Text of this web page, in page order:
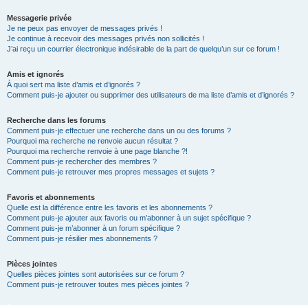
Messagerie privée
Je ne peux pas envoyer de messages privés !
Je continue à recevoir des messages privés non sollicités !
J’ai reçu un courrier électronique indésirable de la part de quelqu’un sur ce forum !
Amis et ignorés
À quoi sert ma liste d’amis et d’ignorés ?
Comment puis-je ajouter ou supprimer des utilisateurs de ma liste d’amis et d’ignorés ?
Recherche dans les forums
Comment puis-je effectuer une recherche dans un ou des forums ?
Pourquoi ma recherche ne renvoie aucun résultat ?
Pourquoi ma recherche renvoie à une page blanche ?!
Comment puis-je rechercher des membres ?
Comment puis-je retrouver mes propres messages et sujets ?
Favoris et abonnements
Quelle est la différence entre les favoris et les abonnements ?
Comment puis-je ajouter aux favoris ou m’abonner à un sujet spécifique ?
Comment puis-je m’abonner à un forum spécifique ?
Comment puis-je résilier mes abonnements ?
Pièces jointes
Quelles pièces jointes sont autorisées sur ce forum ?
Comment puis-je retrouver toutes mes pièces jointes ?